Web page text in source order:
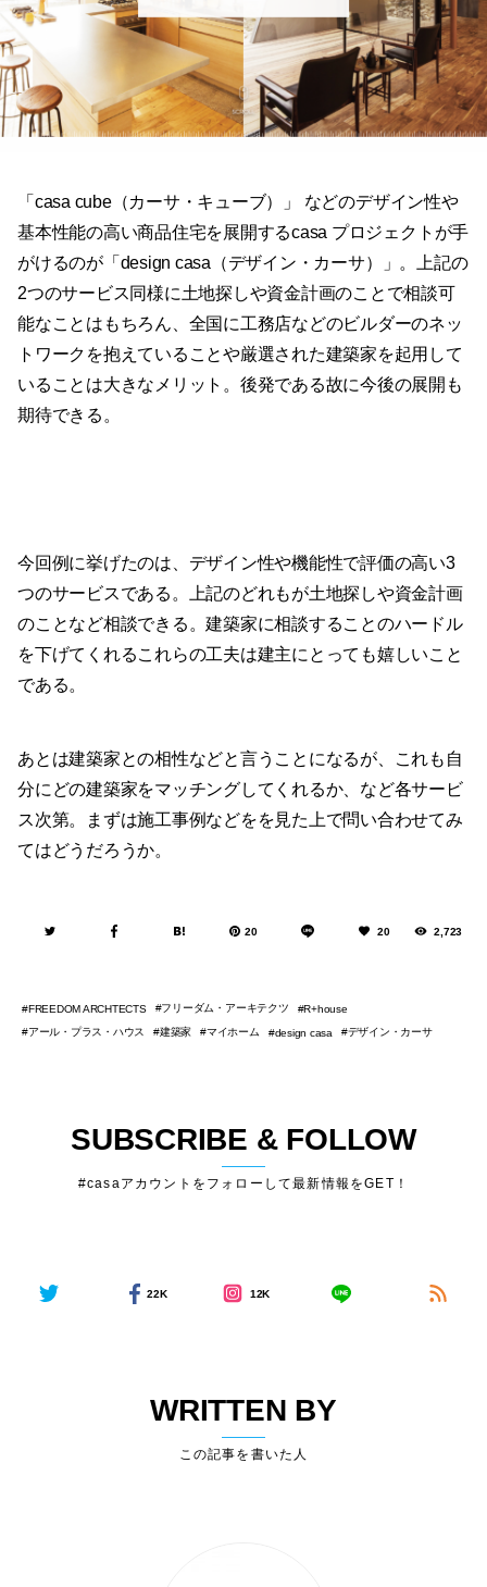
「casa cube（カーサ・キューブ）」 などのデザイン性や
基本性能の高い商品住宅を展開するcasa プロジェクトが手
がけるのが「design casa（デザイン・カーサ）」。上記の
2つのサービス同様に土地探しや資金計画のことで相談可
能なことはもちろん、全国に工務店などのビルダーのネッ
トワークを抱えていることや厳選された建築家を起用して
いることは大きなメリット。後発である故に今後の展開も
期待できる。
今回例に挙げたのは、デザイン性や機能性で評価の高い3
つのサービスである。上記のどれもが土地探しや資金計画
のことなど相談できる。建築家に相談することのハードル
を下げてくれるこれらの工夫は建主にとっても嬉しいこと
である。
あとは建築家との相性などと言うことになるが、これも自
分にどの建築家をマッチングしてくれるか、など各サービ
ス次第。まずは施工事例などをを見た上で問い合わせてみ
てはどうだろうか。
20 20 2,723
FREEDOM ARCHTECTS フリーダム・アーキテクツ
R+house
アール・プラス・ハウス
建築家 マイホーム design casa デザイン・カーサ
SUBSCRIBE & FOLLOW
#casaアカウントをフォローして最新情報をGET！
22K 12K
WRITTEN BY
この記事を書いた人